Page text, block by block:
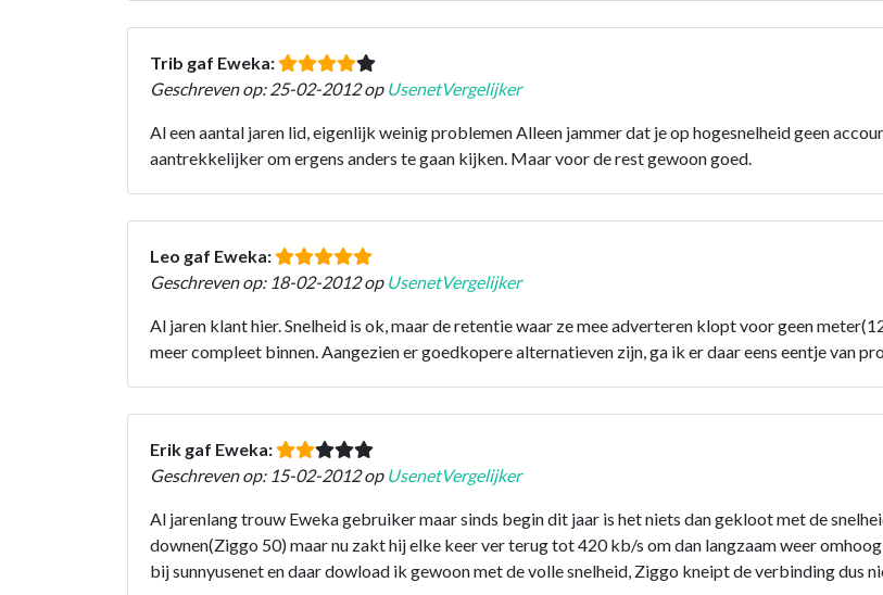
Trib gaf Eweka:
Geschreven op: 25-02-2012 op UsenetVergelijker
Al een aantal jaren lid, eigenlijk weinig problemen Alleen jammer dat je op hogesnelheid geen
aantrekkelijker om ergens anders te gaan kijken. Maar voor de rest gewoon goed.
Leo gaf Eweka:
Geschreven op: 18-02-2012 op UsenetVergelijker
Al jaren klant hier. Snelheid is ok, maar de retentie waar ze mee adverteren klopt voor geen
meer compleet binnen. Aangezien er goedkopere alternatieven zijn, ga ik er daar eens eentje van
Erik gaf Eweka:
Geschreven op: 15-02-2012 op UsenetVergelijker
Al jarenlang trouw Eweka gebruiker maar sinds begin dit jaar is het niets dan gekloot met de
downen(Ziggo 50) maar nu zakt hij elke keer ver terug tot 420 kb/s om dan langzaam weer
bij sunnyusenet en daar dowload ik gewoon met de volle snelheid, Ziggo kneipt de verbinding dus